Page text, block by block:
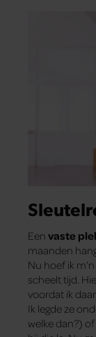
Een vaste
maanden
Nu hoef ik
scheelt tijd.
voordat ik
Ik legde ze
welke dan?)